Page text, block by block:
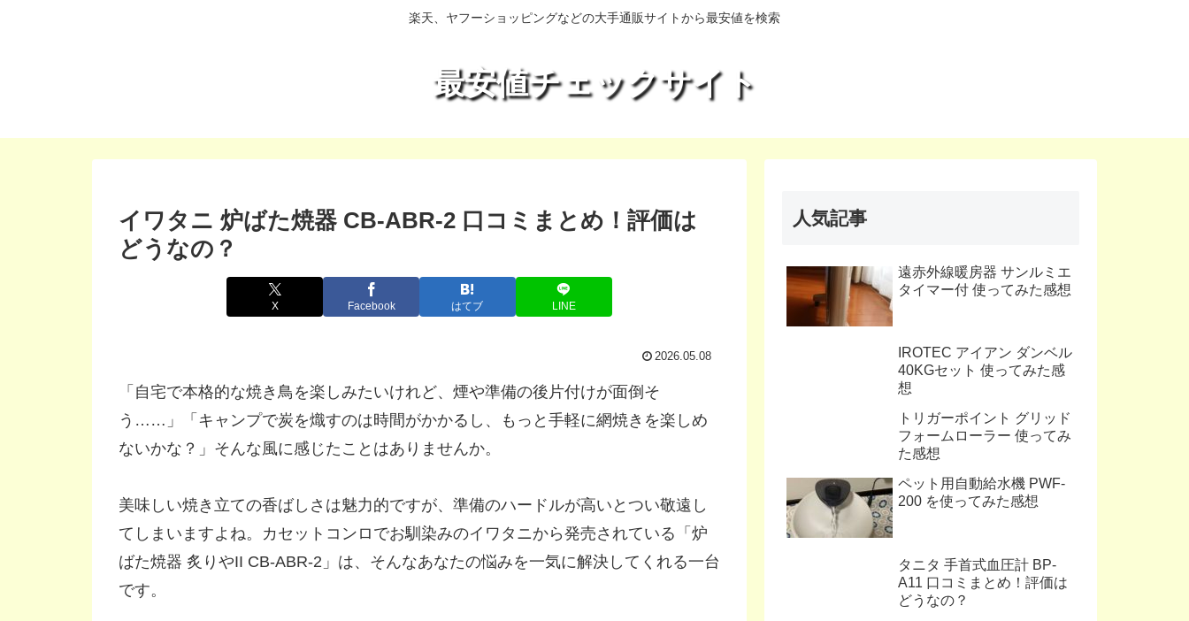
楽天、ヤフーショッピングなどの大手通販サイトから最安値を検索
最安値チェックサイト
イワタニ 炉ばた焼器 CB-ABR-2 口コミまとめ！評価は
どうなの？
X Facebook はてブ LINE
2026.05.08
「自宅で本格的な焼き鳥を楽しみたいけれど、煙や準備の後片付けが面倒そ
う……」「キャンプで炭を熾すのは時間がかかるし、もっと手軽に網焼きを楽しめ
ないかな？」そんな風に感じたことはありませんか。
美味しい焼き立ての香ばしさは魅力的ですが、準備のハードルが高いとつい敬遠し
てしまいますよね。カセットコンロでお馴染みのイワタニから発売されている「炉
ばた焼器 炙りやII CB-ABR-2」は、そんなあなたの悩みを一気に解決してくれる一台
です。
人気記事
遠赤外線暖房器 サンルミエ
タイマー付 使ってみた感想
IROTEC アイアン ダンベル
40KGセット 使ってみた感
想
トリガーポイント グリッド
フォームローラー 使ってみ
た感想
ペット用自動給水機 PWF-
200 を使ってみた感想
タニタ 手首式血圧計 BP-
A11 口コミまとめ！評価は
どうなの？